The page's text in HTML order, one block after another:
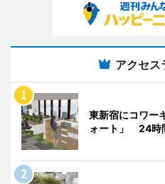
アクセス
東新宿にコワー
ォート」 24時